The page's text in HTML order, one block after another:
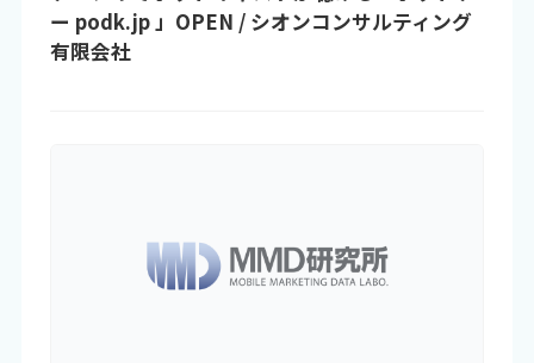
ー podk.jp 」OPEN / シオンコンサルティング
有限会社